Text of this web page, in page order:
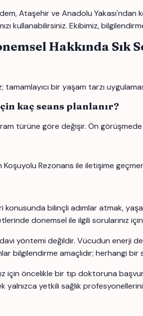
Ataşehir ve Anadolu
kullanabilirsiniz. Ekibimiz,
Hakkında Sık
bir yaşam tarzı
kaç seans planlanır?
türüne göre değişir. Ön
Rezonans ile iletişime
konusunda bilinçli adımlar atmak,
donemsel ile ilgili sorularınız
yöntemi değildir. Vücudun enerji
bilgilendirme amaçlıdır; herhangi
için öncelikle bir tıp doktoruna
yetkili sağlık